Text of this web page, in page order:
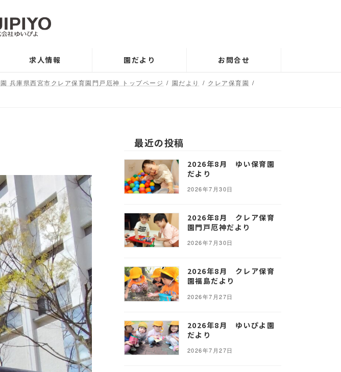
求人情報 園だより お問合せ
兵庫県西宮市クレア保育園門戸厄神 トップページ 園だより
クレア保育園
最近の投稿
2026年8月 ゆい保育園
だより
2026年7月30日
2026年8月 クレア保育
園門戸厄神だより
2026年7月30日
2026年8月 クレア保育
園福島だより
2026年7月27日
2026年8月 ゆいぴよ園
だより
2026年7月27日